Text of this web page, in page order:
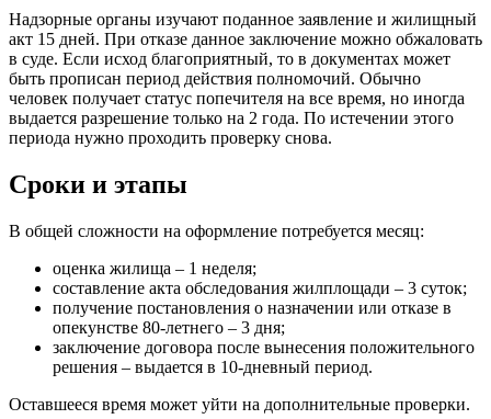
Надзорные органы изучают поданное заявление и жилищный
акт 15 дней. При отказе данное заключение можно обжаловать
в суде. Если исход благоприятный, то в документах может
быть прописан период действия полномочий. Обычно
человек получает статус попечителя на все время, но иногда
выдается разрешение только на 2 года. По истечении этого
периода нужно проходить проверку снова.
Сроки и этапы
В общей сложности на оформление потребуется месяц:
оценка жилища – 1 неделя;
составление акта обследования жилплощади – 3 суток;
получение постановления о назначении или отказе в
опекунстве 80-летнего – 3 дня;
заключение договора после вынесения положительного
решения – выдается в 10-дневный период.
Оставшееся время может уйти на дополнительные проверки.